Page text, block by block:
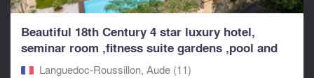
Beautiful 18th Century 4 star luxury hotel,
seminar room ,fitness suite gardens ,pool and
apartments
Languedoc-Roussillon, Aude (11)